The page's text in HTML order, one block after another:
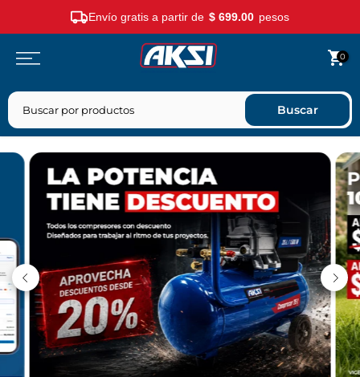
Envío gratis a partir de $ 699.00 pesos
Saltar
contenido
0
Buscar